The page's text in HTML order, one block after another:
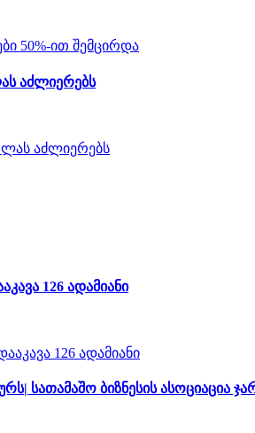
აძლიერებს
126 ადამიანი
ბიზნესის ასოციაცია